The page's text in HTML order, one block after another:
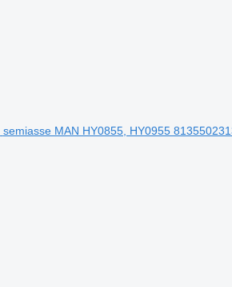
semiasse MAN HY0855, HY0955